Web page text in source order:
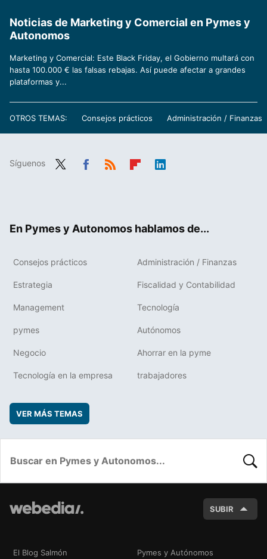
Noticias de Marketing y Comercial en Pymes y
Autonomos
Marketing y Comercial: Este Black Friday, el Gobierno multará con
hasta 100.000 € las falsas rebajas. Así puede afectar a grandes
plataformas y...
OTROS TEMAS: Consejos prácticos Administración / Finanzas
Síguenos
En Pymes y Autonomos hablamos de...
Consejos prácticos Administración / Finanzas
Estrategia Fiscalidad y Contabilidad
Management Tecnología
pymes Autónomos
Negocio Ahorrar en la pyme
Tecnología en la empresa trabajadores
VER MÁS TEMAS
SUBIR
El Blog Salmón Pymes y Autónomos